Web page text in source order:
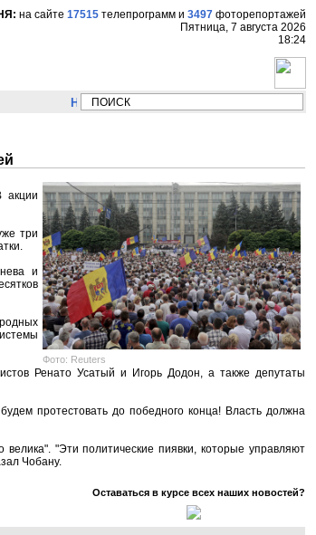
на сайте 17515 телепрограмм и 3497 фоторепортажей
Пятница, 7 августа 2026
18:24
НОВОСТИ: Сергей Цыпляев "Мир как
Фото: Reuters
акции
три
и
Ренато Усатый и Игорь Додон, а также депутаты
протестовать до победного конца! Власть должна
"Эти политические пиявки, которые управляют
Чобану.
Оставаться в курсе всех наших новостей?